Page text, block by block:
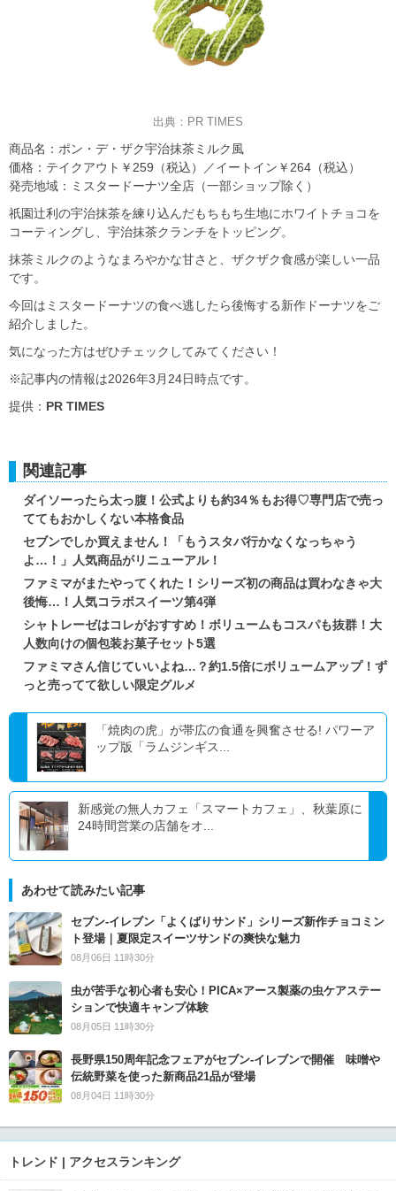
出典：PR TIMES
商品名：ポン・デ・ザク宇治抹茶ミルク風
価格：テイクアウト￥259（税込）／イートイン￥264（税込）
発売地域：ミスタードーナツ全店（一部ショップ除く）
祇園辻利の宇治抹茶を練り込んだもちもち生地にホワイトチョコを
コーティングし、宇治抹茶クランチをトッピング。
抹茶ミルクのようなまろやかな甘さと、ザクザク食感が楽しい一品
です。
今回はミスタードーナツの食べ逃したら後悔する新作ドーナツをご
紹介しました。
気になった方はぜひチェックしてみてください！
※記事内の情報は2026年3月24日時点です。
提供： PR TIMES
関連記事
ダイソーったら太っ腹！公式よりも約34％もお得♡専門店で売っ
ててもおかしくない本格食品
セブンでしか買えません！「もうスタバ行かなくなっちゃう
よ…！」人気商品がリニューアル！
ファミマがまたやってくれた！シリーズ初の商品は買わなきゃ大
後悔…！人気コラボスイーツ第4弾
シャトレーゼはコレがおすすめ！ボリュームもコスパも抜群！大
人数向けの個包装お菓子セット5選
ファミマさん信じていいよね…？約1.5倍にボリュームアップ！ず
っと売ってて欲しい限定グルメ
「焼肉の虎」が帯広の食通を興奮させる! パワーア
ップ版「ラムジンギス...
新感覚の無人カフェ「スマートカフェ」、秋葉原に
24時間営業の店舗をオ...
あわせて読みたい記事
セブン‐イレブン「よくばりサンド」シリーズ新作チョコミン
ト登場｜夏限定スイーツサンドの爽快な魅力
08月06日 11時30分
虫が苦手な初心者も安心！PICA×アース製薬の虫ケアステー
ションで快適キャンプ体験
08月05日 11時30分
長野県150周年記念フェアがセブン-イレブンで開催 味噌や
伝統野菜を使った新商品21品が登場
08月04日 11時30分
トレンド | アクセスランキング